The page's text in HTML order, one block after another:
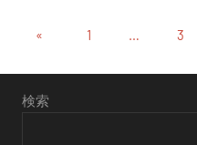
投
稿
の
«
投
1 … 3
検索